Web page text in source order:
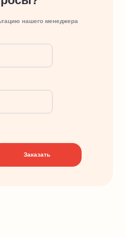
нашего менеджера
Заказать